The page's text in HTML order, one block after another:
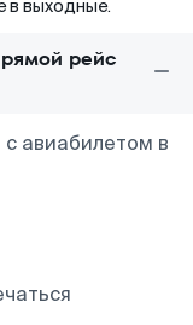
в выходные.
рейс
авиабилетом в